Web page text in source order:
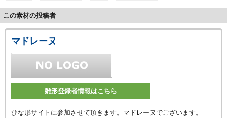
この素材の投稿者
マドレーヌ
雛形登録者情報はこちら
ひな形サイトに参加させて頂きます。マドレーヌでございます。